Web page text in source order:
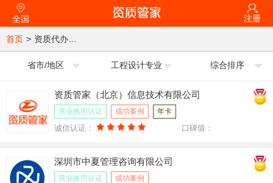
全国 注册
首页 >
省市/地区 工程设计专业 综合排序
资质管家（北京）信息技术有限公司
营业执照认证 成功案例 年卡
诚信认证： 口碑值：
深圳市中夏管理咨询有限公司
营业执照认证 成功案例